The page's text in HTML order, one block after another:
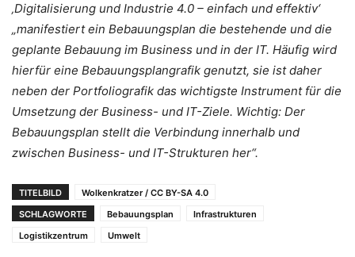
‚Digitalisierung und Industrie 4.0 – einfach und effektiv‘
„manifestiert ein Bebauungsplan die bestehende und die
geplante Bebauung im Business und in der IT. Häufig wird
hierfür eine Bebauungsplangrafik genutzt, sie ist daher
neben der Portfoliografik das wichtigste Instrument für die
Umsetzung der Business- und IT-Ziele. Wichtig: Der
Bebauungsplan stellt die Verbindung innerhalb und
zwischen Business- und IT-Strukturen her“.
TITELBILD
Wolkenkratzer / CC BY-SA 4.0
SCHLAGWORTE
Bebauungsplan
Infrastrukturen
Logistikzentrum
Umwelt